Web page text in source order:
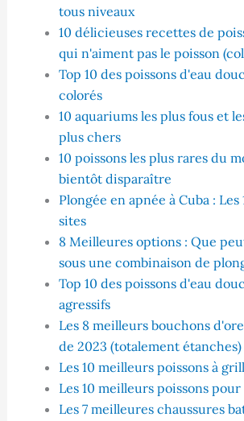
tous niveaux
10 délicieuses recettes de
qui n'aiment pas le poisson
Top 10 des poissons d'eau
colorés
10 aquariums les plus fous et
plus chers
10 poissons les plus rares du
bientôt disparaître
Plongée en apnée à Cuba : Les
sites
8 Meilleures options : Que
sous une combinaison de
Top 10 des poissons d'eau
agressifs
Les 8 meilleurs bouchons
de 2023 (totalement étanches)
Les 10 meilleurs poissons à
Les 10 meilleurs poissons
Les 7 meilleures chaussures